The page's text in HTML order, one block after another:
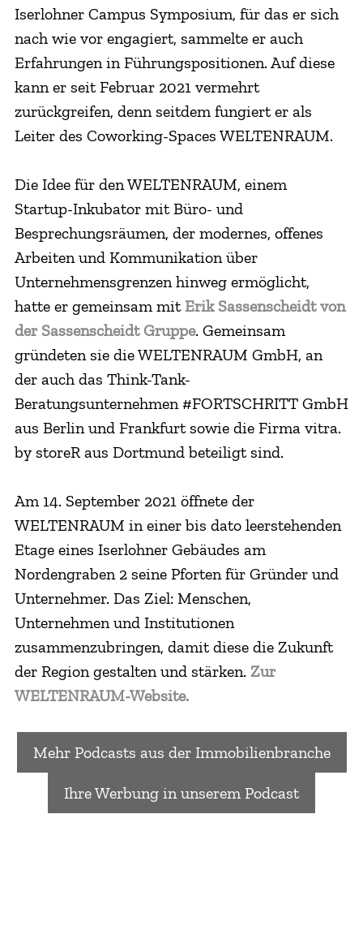
Iserlohner Campus Symposium, für das er sich
nach wie vor engagiert, sammelte er auch
Erfahrungen in Führungspositionen. Auf diese
kann er seit Februar 2021 vermehrt
zurückgreifen, denn seitdem fungiert er als
Leiter des Coworking-Spaces WELTENRAUM.
Die Idee für den WELTENRAUM, einem
Startup-Inkubator mit Büro- und
Besprechungsräumen, der modernes, offenes
Arbeiten und Kommunikation über
Unternehmensgrenzen hinweg ermöglicht,
hatte er gemeinsam mit Erik Sassenscheidt von
der Sassenscheidt Gruppe. Gemeinsam
gründeten sie die WELTENRAUM GmbH, an
der auch das Think-Tank-
Beratungsunternehmen #FORTSCHRITT GmbH
aus Berlin und Frankfurt sowie die Firma vitra.
by storeR aus Dortmund beteiligt sind.
Am 14. September 2021 öffnete der
WELTENRAUM in einer bis dato leerstehenden
Etage eines Iserlohner Gebäudes am
Nordengraben 2 seine Pforten für Gründer und
Unternehmer. Das Ziel: Menschen,
Unternehmen und Institutionen
zusammenzubringen, damit diese die Zukunft
der Region gestalten und stärken. Zur
WELTENRAUM-Website.
Mehr Podcasts aus der Immobilienbranche
Ihre Werbung in unserem Podcast